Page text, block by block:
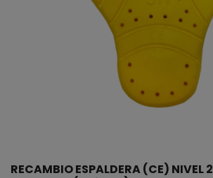
RECAMBIO ESPALDERA (CE) NIVEL 2